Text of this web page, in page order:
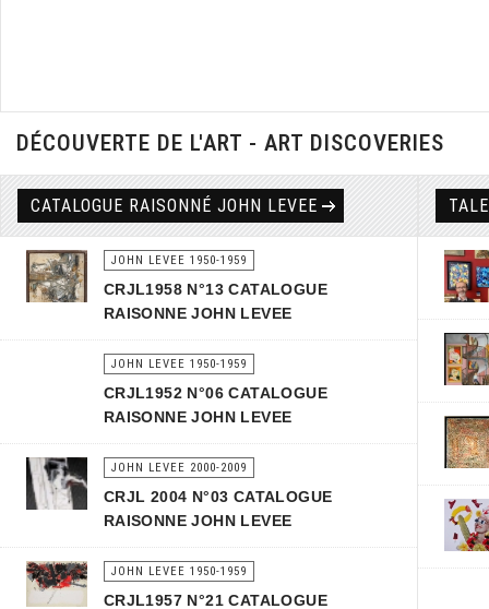
DÉCOUVERTE DE L'ART - ART DISCOVERIES
CATALOGUE RAISONNÉ JOHN LEVEE
JOHN LEVEE 1950-1959
CRJL1958 N°13 CATALOGUE
RAISONNE JOHN LEVEE
JOHN LEVEE 1950-1959
CRJL1952 N°06 CATALOGUE
RAISONNE JOHN LEVEE
JOHN LEVEE 2000-2009
CRJL 2004 N°03 CATALOGUE
RAISONNE JOHN LEVEE
JOHN LEVEE 1950-1959
CRJL1957 N°21 CATALOGUE